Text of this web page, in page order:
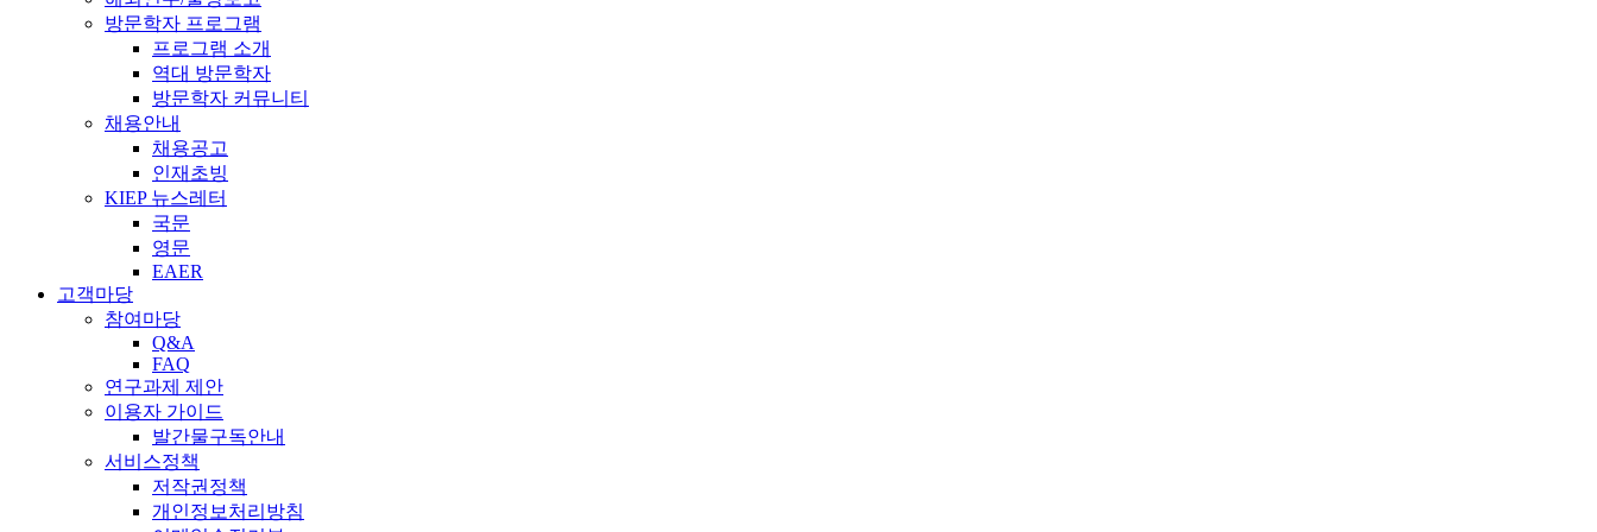
방문학자 프로그램
프로그램 소개
역대 방문학자
방문학자 커뮤니티
채용안내
채용공고
인재초빙
KIEP 뉴스레터
국문
영문
EAER
고객마당
참여마당
Q&A
FAQ
연구과제 제안
이용자 가이드
발간물구독안내
서비스정책
저작권정책
개인정보처리방침